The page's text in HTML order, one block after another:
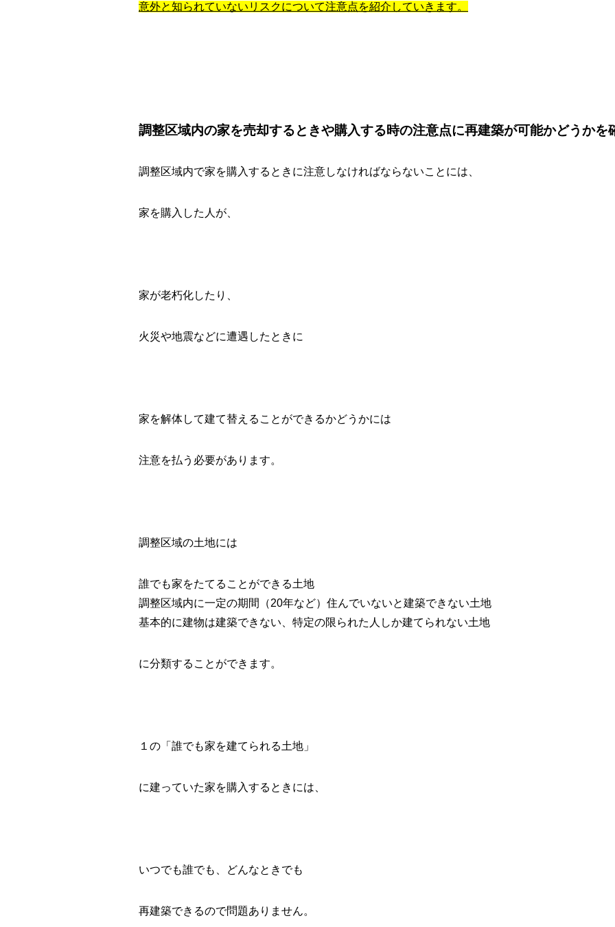
意外と知られていないリスクについて注意点を紹介していきます。
調整区域内の家を売却するときや購入する時の注意点に再建築が可能かどうかを
調整区域内で家を購入するときに注意しなければならないことには、
家を購入した人が、
家が老朽化したり、
火災や地震などに遭遇したときに
家を解体して建て替えることができるかどうかには
注意を払う必要があります。
調整区域の土地には
誰でも家をたてることができる土地
調整区域内に一定の期間（20年など）住んでいないと建築できない土地
基本的に建物は建築できない、特定の限られた人しか建てられない土地
に分類することができます。
１の「誰でも家を建てられる土地」
に建っていた家を購入するときには、
いつでも誰でも、どんなときでも
再建築できるので問題ありません。